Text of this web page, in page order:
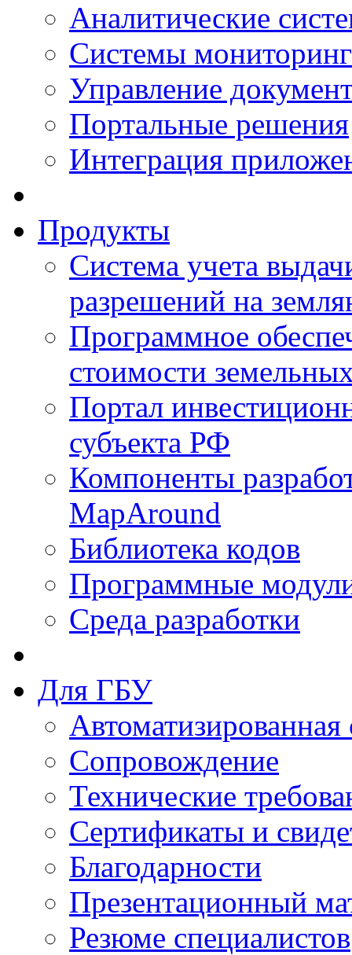
Аналитические
Системы
Управление
Портальные решения
Интеграция
Продукты
Система учета
разрешений на
Программное
стоимости
Портал
субъекта РФ
Компоненты
MapAround
Библиотека кодов
Программные
Среда разработки
Для ГБУ
Сопровождение
Технические
Сертификаты и
Благодарности
Презентационный
Резюме специалистов